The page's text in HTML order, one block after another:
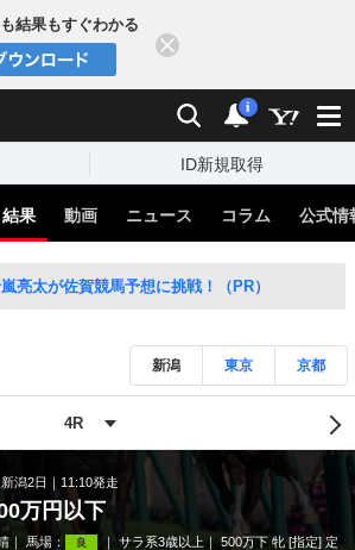
結果もすぐわかる
検索 通知
i
ID新規取得
結果 動画 ニュース コラム 公式情
亮太が佐賀競馬予想に挑戦！（PR）
新潟 東京 京都
潟2日 11:10発走
万円以下
馬場： 良 サラ系3歳以上
500万下 牝 [指定] 定